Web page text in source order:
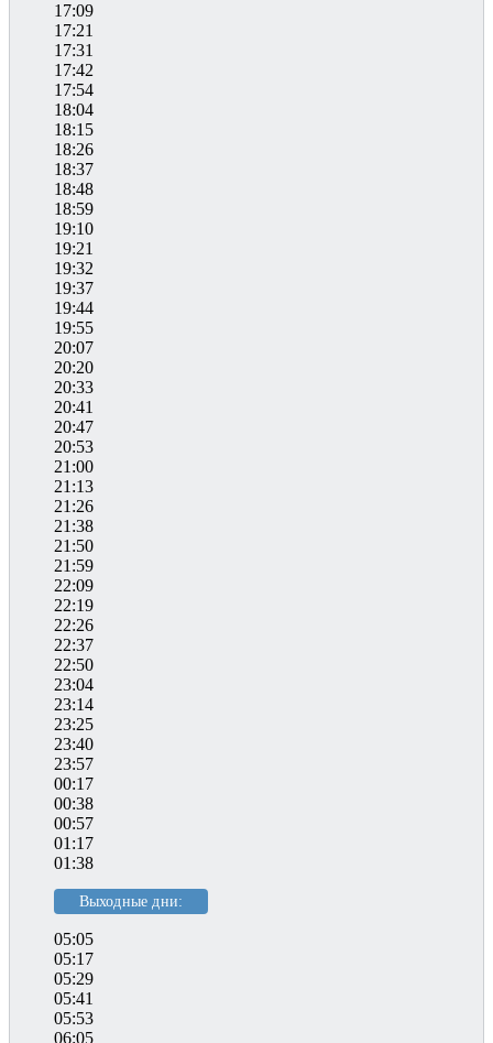
17:09
17:21
17:31
17:42
17:54
18:04
18:15
18:26
18:37
18:48
18:59
19:10
19:21
19:32
19:37
19:44
19:55
20:07
20:20
20:33
20:41
20:47
20:53
21:00
21:13
21:26
21:38
21:50
21:59
22:09
22:19
22:26
22:37
22:50
23:04
23:14
23:25
23:40
23:57
00:17
00:38
00:57
01:17
01:38
Выходные дни:
05:05
05:17
05:29
05:41
05:53
06:05